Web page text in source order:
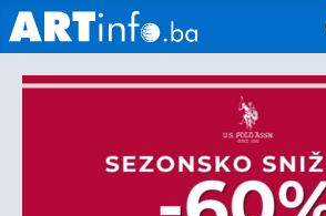
Početna
Vijesti